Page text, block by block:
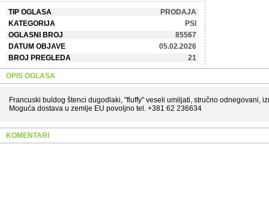
TIP OGLASA
PRODAJA
KATEGORIJA
PSI
OGLASNI BROJ
85567
DATUM OBJAVE
05.02.2026
BROJ PREGLEDA
21
OPIS OGLASA
Francuski buldog štenci dugodlaki, "fluffy" veseli umiljati, stručno odnegovani,
Moguća dostava u zemlje EU povoljno tel. +381 62 236634
KOMENTARI